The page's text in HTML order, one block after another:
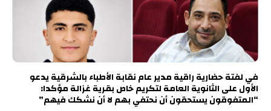
في لفتة حضارية راقية مدير عام نقابة الأطباء بالشرقية يدعو
الأول على الثانوية العامة لتكريم خاص بقرية غزالة مؤكدا:
“المتفوقون يستحقون أن نحتفي بهم لا أن نشكك فيهم”